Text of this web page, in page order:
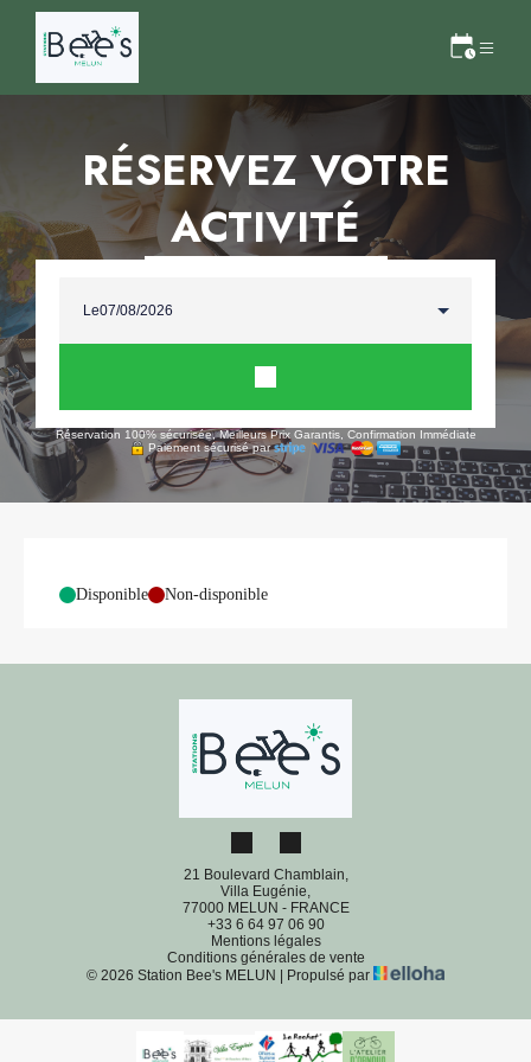
RÉSERVEZ VOTRE
ACTIVITÉ
Le
Réservation 100% sécurisée, Meilleurs Prix Garantis, Confirmation Immédiate
Paiement sécurisé par
Disponible Non-disponible
21 Boulevard Chamblain,
Villa Eugénie,
77000 MELUN - FRANCE
+33 6 64 97 06 90
Mentions légales
Conditions générales de vente
© 2026 Station Bee's MELUN
Propulsé par